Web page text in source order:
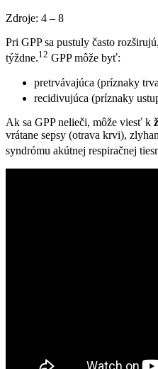
Zdroje: 4 – 8
Pri GPP sa pustuly často
týždne.12 GPP môže byť:
pretrvávajúca (príznaky
recidivujúca (príznaky
Ak sa GPP nelieči, môže viesť k
vrátane sepsy (otrava krvi),
syndrómu akútnej respiračnej